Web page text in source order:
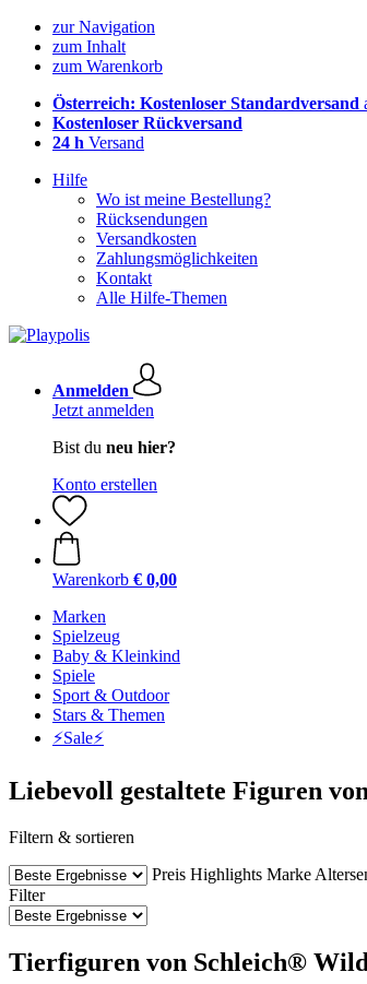
zur Navigation
zum Inhalt
zum Warenkorb
Österreich: Kostenloser Standardversand
Kostenloser Rückversand
24 h Versand
Hilfe
Wo ist meine Bestellung?
Rücksendungen
Versandkosten
Zahlungsmöglichkeiten
Kontakt
Alle Hilfe-Themen
Anmelden
Jetzt anmelden
Bist du neu hier?
Konto erstellen
Warenkorb € 0,00
Marken
Spielzeug
Baby & Kleinkind
Spiele
Sport & Outdoor
Stars & Themen
⚡️Sale⚡️
Liebevoll gestaltete Figuren
Filtern & sortieren
Preis Highlights Marke
Filter
Tierfiguren von Schleich®